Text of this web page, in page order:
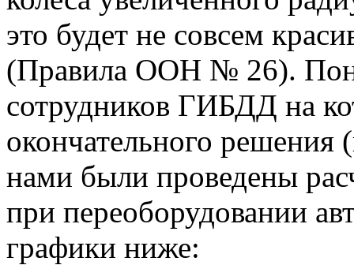
это будет не совсем
(Правила ООН № 26).
сотрудников ГИБДД на
окончательного решения
нами были проведены
при переоборудовании
графики ниже: